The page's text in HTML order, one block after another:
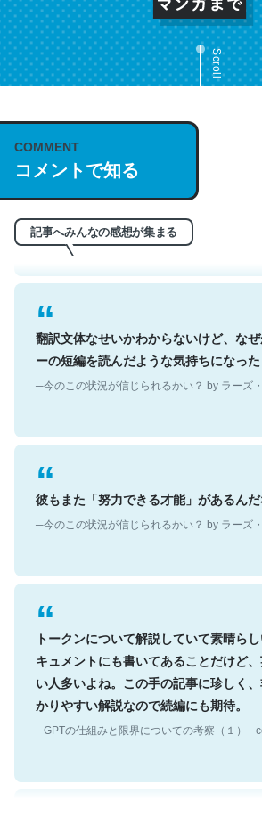
Scroll
COMMENT
コメントで知る
記事へみんなの感想が集まる
これは名文。彼はとてもクレバーなんだ
う。英語少しでも読める人は原文もお勧
れ好き。Let’s Fucking Go. Then
─今のこの状況が信じられるかい？ by ラーズ・
翻訳文体なせいかわからないけど、なぜ
ーの短編を読んだような気持ちになった
─今のこの状況が信じられるかい？ by ラーズ
彼もまた「努力できる才能」があるんだ
─今のこの状況が信じられるかい？ by ラーズ
トークンについて解説していて素晴ら
キュメントにも書いてあることだけど、
い人多いよね。この手の記事に珍しく、
かりやすい解説なので続編にも期待。
─GPTの仕組みと限界についての考察（１） -